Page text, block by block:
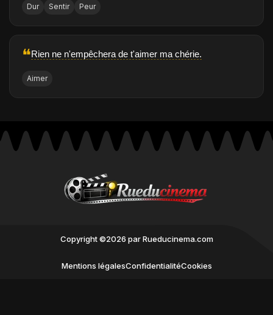
Dur Sentir Peur
❝Rien ne n'empêchera de t'aimer ma chérie.
Aimer
Copyright ©2026 par Rueducinema.com
Mentions légalesConfidentialitéCookies